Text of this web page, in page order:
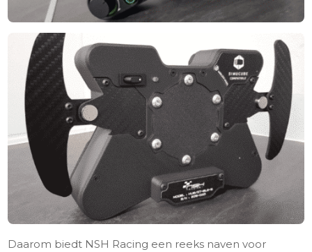
Daarom biedt NSH Racing een reeks naven voor